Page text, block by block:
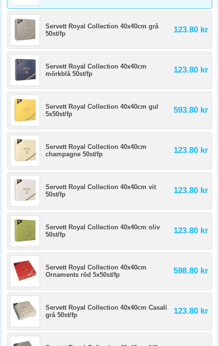
Servett Royal Collection 40x40cm grå
50st/fp
123.80 kr
Servett Royal Collection 40x40cm
mörkblå 50st/fp
123.80 kr
Servett Royal Collection 40x40cm gul
5x50st/fp
593.80 kr
Servett Royal Collection 40x40cm
champagne 50st/fp
123.80 kr
Servett Royal Collection 40x40cm vit
50st/fp
123.80 kr
Servett Royal Collection 40x40cm oliv
50st/fp
123.80 kr
Servett Royal Collection 40x40cm
Ornaments röd 5x50st/fp
598.80 kr
Servett Royal Collection 40x40cm Casali
grå 50st/fp
123.80 kr